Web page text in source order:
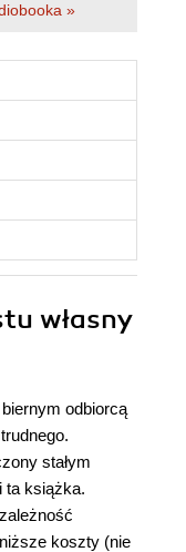
»
własny
odbiorcą
stałym
ta książka.
koszty (nie